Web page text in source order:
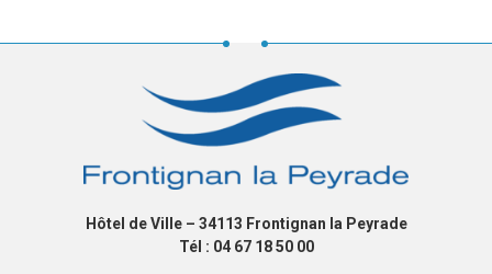
Hôtel de Ville – 34113 Frontignan la Peyrade
Tél : 04 67 18 50 00